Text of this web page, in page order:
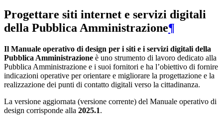
Progettare siti internet e servizi digitali
della Pubblica Amministrazione¶
Il Manuale operativo di design per i siti e i servizi digitali della
Pubblica Amministrazione è uno strumento di lavoro dedicato alla
Pubblica Amministrazione e i suoi fornitori e ha l’obiettivo di fornire
indicazioni operative per orientare e migliorare la progettazione e la
realizzazione dei punti di contatto digitali verso la cittadinanza.
La versione aggiornata (versione corrente) del Manuale operativo di
design corrisponde alla 2025.1.